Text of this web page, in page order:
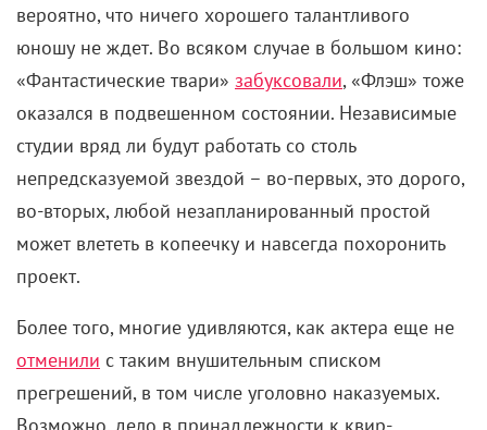
вероятно, что ничего хорошего талантливого
юношу не ждет. Во всяком случае в большом кино:
«Фантастические твари» забуксовали, «Флэш» тоже
оказался в подвешенном состоянии. Независимые
студии вряд ли будут работать со столь
непредсказуемой звездой – во-первых, это дорого,
во-вторых, любой незапланированный простой
может влететь в копеечку и навсегда похоронить
проект.
Более того, многие удивляются, как актера еще не
отменили с таким внушительным списком
прегрешений, в том числе уголовно наказуемых.
Возможно, дело в принадлежности к квир-